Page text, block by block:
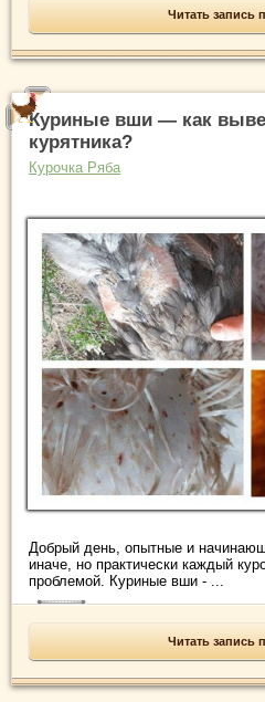
Читать запись
Куриные вши — как
курятника?
Курочка Ряба
Добрый день, опытные и
иначе, но практически каждый
проблемой. Куриные вши - ...
Читать запись